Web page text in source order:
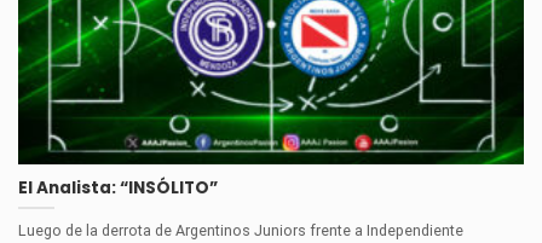
El Analista: “INSÓLITO”
Luego de la derrota de Argentinos Juniors frente a Independiente